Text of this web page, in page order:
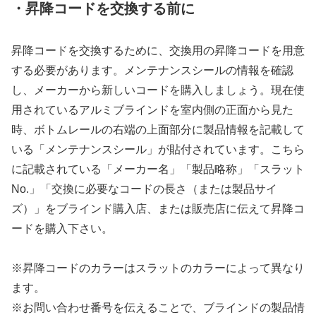
・昇降コードを交換する前に
昇降コードを交換するために、交換用の昇降コードを用意
する必要があります。メンテナンスシールの情報を確認
し、メーカーから新しいコードを購入しましょう。現在使
用されているアルミブラインドを室内側の正面から見た
時、ボトムレールの右端の上面部分に製品情報を記載して
いる「メンテナンスシール」が貼付されています。こちら
に記載されている「メーカー名」「製品略称」「スラット
No.」「交換に必要なコードの長さ（または製品サイ
ズ）」をブラインド購入店、または販売店に伝えて昇降コ
ードを購入下さい。
※昇降コードのカラーはスラットのカラーによって異なり
ます。
※お問い合わせ番号を伝えることで、ブラインドの製品情